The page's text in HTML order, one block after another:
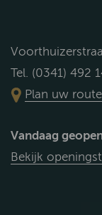
Tel. (0341) 492
Plan uw route
Vandaag
Bekijk